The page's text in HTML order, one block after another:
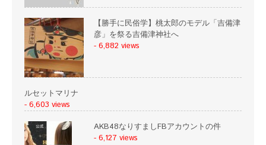
【勝手に民俗学】桃太郎のモデル「吉備津
彦」を祭る吉備津神社へ
- 6,882 views
ルセットマリナ
- 6,603 views
AKB48なりすましFBアカウントの件
- 6,127 views